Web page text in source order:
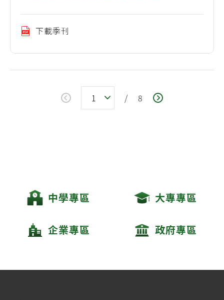
下載季刊
/ 8
中學專區 大專專區
企業專區 政府專區